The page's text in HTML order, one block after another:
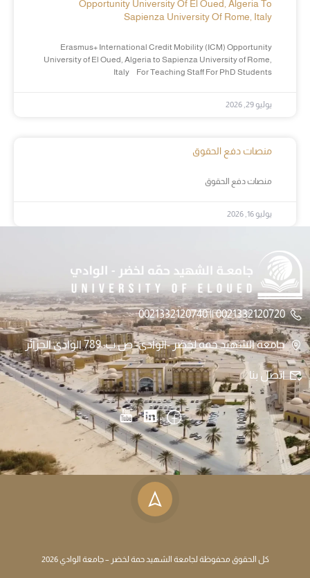
Opportunity University Of El Oued, Algeria To
Sapienza University Of Rome, Italy
Erasmus+ International Credit Mobility (ICM) Opportunity
University of El Oued, Algeria to Sapienza University of Rome,
Italy For Teaching Staff For PhD Students
يوليو 29, 2026
منصات دفع الحقوق
منصات دفع الحقوق
يوليو 16, 2026
0021332120720 || 0021332120740
جامعة الشهيد حمه لخضر -الوادي- ص.ب: 789 الوادي الجزائر
اتصل بنا
كل الحقوق محفوظة لجامعة الشهيد حمة لخضر – جامعة الوادي 2026